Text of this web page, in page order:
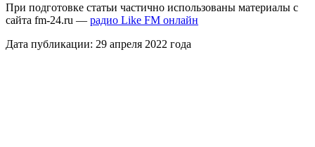
При подготовке статьи частично использованы материалы с
сайта fm-24.ru — радио Like FM онлайн
Дата публикации: 29 апреля 2022 года